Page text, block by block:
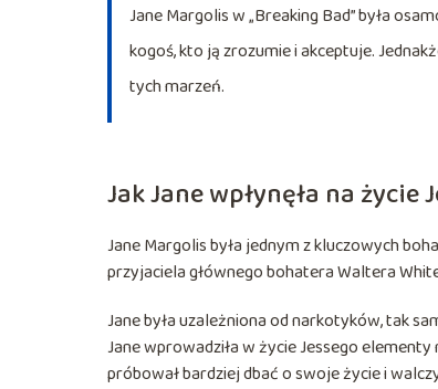
Jane Margolis w „Breaking Bad” była
kogoś, kto ją zrozumie i akceptuje.
tych marzeń.
Jak Jane wpłynęła na życie
Jane Margolis była jednym z kluczowych
przyjaciela głównego bohatera Waltera
Jane była uzależniona od narkotyków, tak
Jane wprowadziła w życie Jessego elementy
próbował bardziej dbać o swoje życie i